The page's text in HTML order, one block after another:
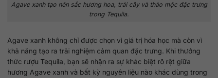
Agave xanh tạo nên sắc hương hoa, trái cây và thảo mộc đặc trưng
trong Tequila.
Agave xanh không chỉ được chọn vì giá trị hóa học mà còn vì
khả năng tạo ra trải nghiệm cảm quan đặc trưng. Khi thưởng
thức rượu Tequila, bạn sẽ nhận ra sự khác biệt rõ rệt giữa
hương Agave xanh và bất kỳ nguyên liệu nào khác dùng trong